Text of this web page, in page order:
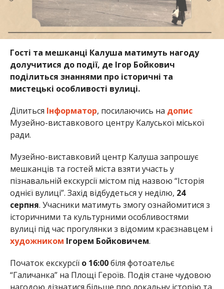
Гості та мешканці Калуша матимуть нагоду
долучитися до події, де Ігор Бойкович
поділиться знаннями про історичні та
мистецькі особливості вулиці.
Ділиться Інформатор, посилаючись на допис
Музейно-виставкового центру Калуської міської
ради.
Музейно-виставковий центр Калуша запрошує
мешканців та гостей міста взяти участь у
пізнавальній екскурсії містом під назвою “Історія
однієї вулиці”. Захід відбудеться у неділю, 24
серпня. Учасники матимуть змогу ознайомитися з
історичними та культурними особливостями
вулиці під час прогулянки з відомим краєзнавцем і
художником Ігорем Бойковичем.
Початок екскурсії о 16:00біля фотоательє
“Галичанка” на Площі Героїв. Подія стане чудовою